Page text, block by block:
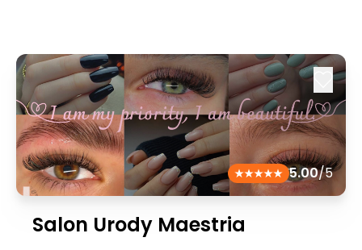
5.00/5
Salon Urody Maestria